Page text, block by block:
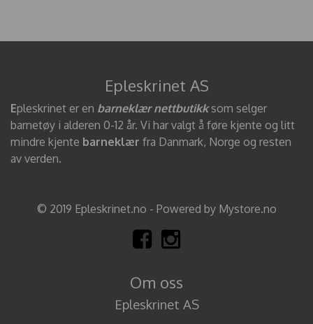
Epleskrinet AS
Epleskrinet er en barneklær nettbutikksom selger
barnetøy i alderen 0-12 år. Vi har valgt å føre kjente og litt
mindre kjente barneklær fra Danmark, Norge og resten
av verden.
© 2019 Epleskrinet.no - Powered by Mystore.no
Om oss
Epleskrinet AS